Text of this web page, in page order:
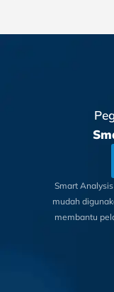
Smart
mudah
membantu